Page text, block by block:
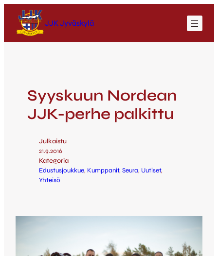
JJK Jyväskylä
Syyskuun Nordean
JJK-perhe palkittu
Julkaistu
21.9.2016
Kategoria
Edustusjoukkue, Kumppanit, Seura, Uutiset
Yhteisö